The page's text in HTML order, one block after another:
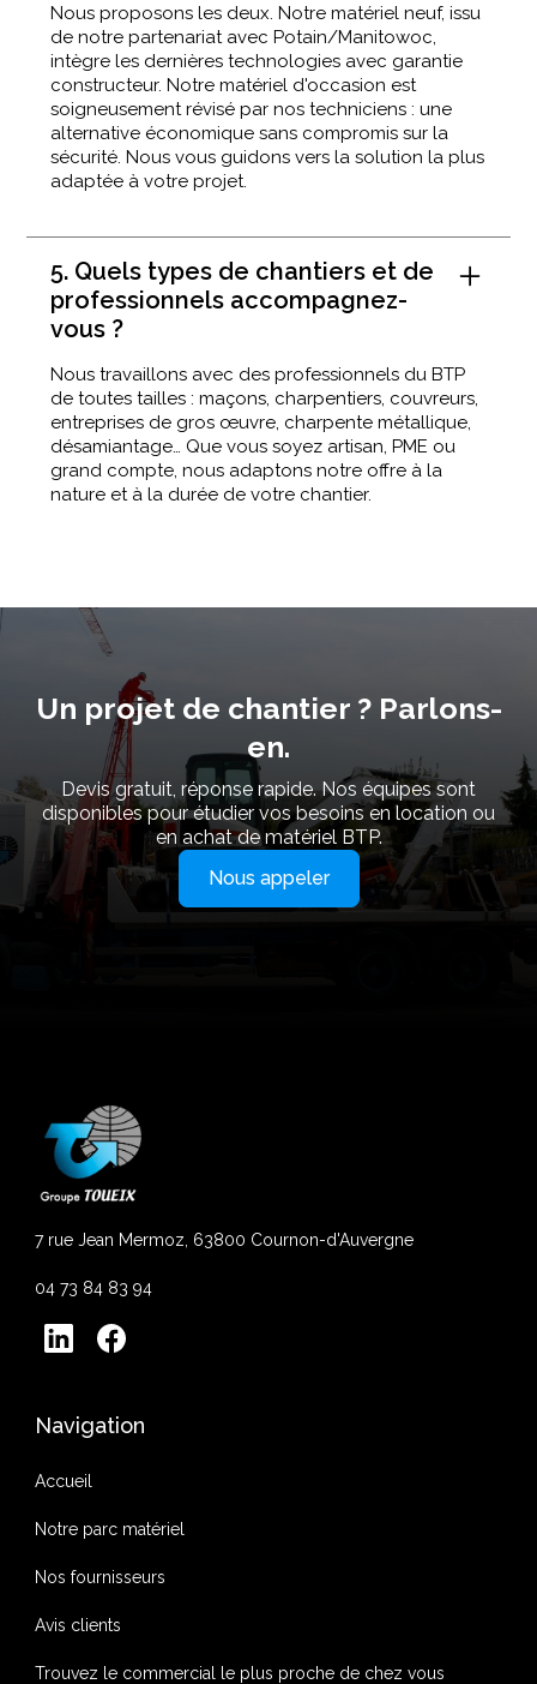
Nous proposons les deux. Notre matériel neuf, issu
de notre partenariat avec Potain/Manitowoc,
intègre les dernières technologies avec garantie
constructeur. Notre matériel d'occasion est
soigneusement révisé par nos techniciens : une
alternative économique sans compromis sur la
sécurité. Nous vous guidons vers la solution la plus
adaptée à votre projet.
5. Quels types de chantiers et de
professionnels accompagnez-
vous ?
Nous travaillons avec des professionnels du BTP
de toutes tailles : maçons, charpentiers, couvreurs,
entreprises de gros œuvre, charpente métallique,
désamiantage… Que vous soyez artisan, PME ou
grand compte, nous adaptons notre offre à la
nature et à la durée de votre chantier.
Un projet de chantier ? Parlons-
en.
Devis gratuit, réponse rapide. Nos équipes sont
disponibles pour étudier vos besoins en location ou
en achat de matériel BTP.
Nous appeler
7 rue Jean Mermoz, 63800 Cournon-d'Auvergne
04 73 84 83 94
Navigation
Accueil
Notre parc matériel
Nos fournisseurs
Avis clients
Trouvez le commercial le plus proche de chez vous